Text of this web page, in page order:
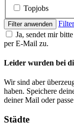
Topjobs
Filter anwenden
Ja, sendet mir
per E-Mail zu.
Leider wurden bei
Wir sind aber
haben. Speichere
deiner Mail oder
Städte